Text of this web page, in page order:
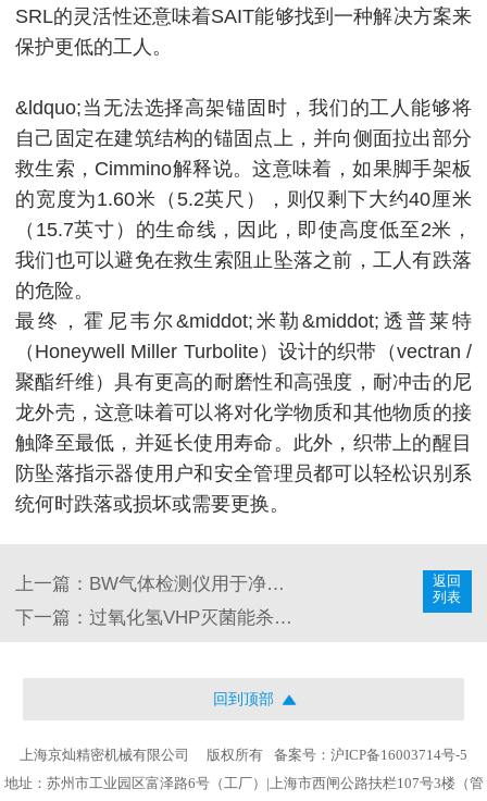
SRL的灵活性还意味着SAIT能够找到一种解决方案来
保护更低的工人。
&ldquo;当无法选择高架锚固时，我们的工人能够将
自己固定在建筑结构的锚固点上，并向侧面拉出部分
救生索，Cimmino解释说。这意味着，如果脚手架板
的宽度为1.60米（5.2英尺），则仅剩下大约40厘米
（15.7英寸）的生命线，因此，即使高度低至2米，
我们也可以避免在救生索阻止坠落之前，工人有跌落
的危险。
最终，霍尼韦尔&middot;米勒&middot;透普莱特
（Honeywell Miller Turbolite）设计的织带（vectran /
聚酯纤维）具有更高的耐磨性和高强度，耐冲击的尼
龙外壳，这意味着可以将对化学物质和其他物质的接
触降至最低，并延长使用寿命。 此外，织带上的醒目
防坠落指示器使用户和安全管理员都可以轻松识别系
统何时跌落或损坏或需要更换。
上一篇：BW气体检测仪用于净化行业检测解决方案
返回
列表
下一篇：过氧化氢VHP灭菌能杀死导致COVID-19的冠状病毒吗？
回到顶部
上海京灿精密机械有限公司 版权所有
备案号：沪ICP备16003714号-5
地址：苏州市工业园区富泽路6号（工厂）|上海市西闸公路扶栏107号3楼（管